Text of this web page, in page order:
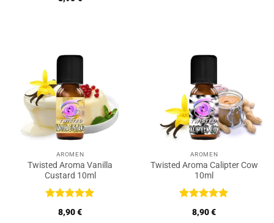
mit5von
AROMEN
Twisted Aroma Vanilla
Custard 10ml
Bewertet
mit5von
8,90€
AROMEN
Twisted Aroma Calipter Cow
10ml
Bewertet
mit5von
8,90€